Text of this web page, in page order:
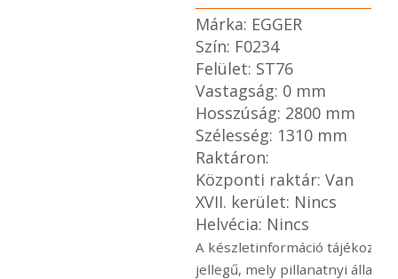
Márka: EGGER
Szín: F0234
Felület: ST76
Vastagság: 0 mm
Hosszúság: 2800 mm
Szélesség: 1310 mm
Raktáron:
Központi raktár: Van
XVII. kerület: Nincs
Helvécia: Nincs
A készletinformáció
jellegű, mely pillanatnyi